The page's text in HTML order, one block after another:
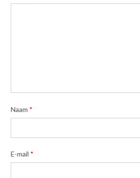
Naam *
E-mail *